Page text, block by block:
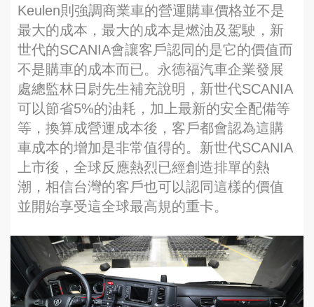
Keulen則強調商業車的營運購車價格並不是
最大的成本，最大的成本是燃油及駕駛，新
世代的SCANIA會讓客戶認同的是它的價值而
不是購車的成本而已。永德福汽車企業發展
處總監林日尉先生補充說明，新世代SCANIA
可以節省5%的油耗，加上最新的安全配備等
等，換算成營運成本後，客戶都會認為這購
車成本的增加是非常值得的。新世代SCANIA
上市後，全球反應熱烈已經創造排單的熱
潮，相信台灣的客戶也可以認同這樣的價值
並開始享受這全球最高規的重卡。